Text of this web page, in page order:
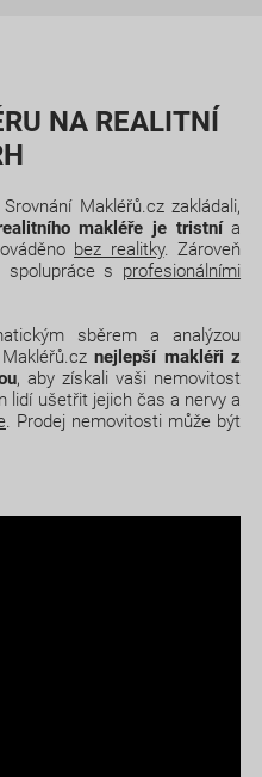
NA REALITNÍ
Makléřů.cz zakládali,
makléře je tristnía
bez realitky. Zároveň
spolupráce s profesionálními
sběrem a analýzou
Makléřů.cznejlepší makléři z
, aby získali vaši nemovitost
lidí ušetřit jejich čas a nervy a
. Prodej nemovitosti může být